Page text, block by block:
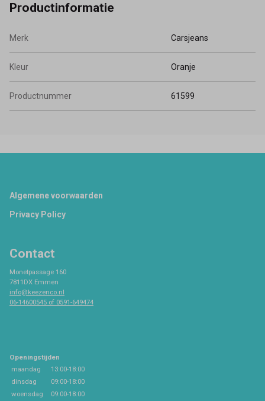
Productinformatie
Merk Carsjeans
Kleur Oranje
Productnummer 61599
Footer
Algemene voorwaarden
Privacy Policy
Contact
Monetpassage 160
7811DX Emmen
info@keezenco.nl
06-14600545 of 0591-649474
Openingstijden
maandag
13:00-18:00
dinsdag
09:00-18:00
woensdag
09:00-18:00